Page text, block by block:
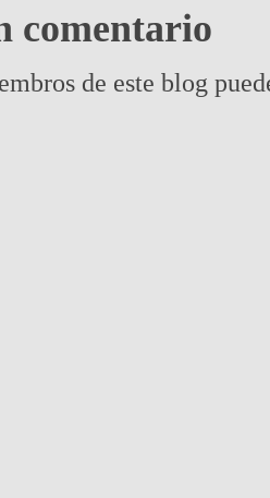
comentario
de este blog